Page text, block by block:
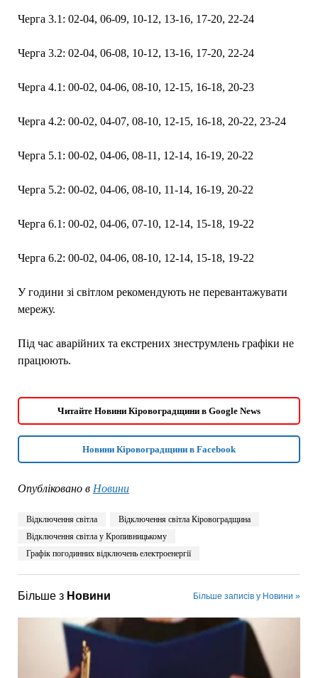
Черга 3.1: 02-04, 06-09, 10-12, 13-16, 17-20, 22-24
Черга 3.2: 02-04, 06-08, 10-12, 13-16, 17-20, 22-24
Черга 4.1: 00-02, 04-06, 08-10, 12-15, 16-18, 20-23
Черга 4.2: 00-02, 04-07, 08-10, 12-15, 16-18, 20-22, 23-24
Черга 5.1: 00-02, 04-06, 08-11, 12-14, 16-19, 20-22
Черга 5.2: 00-02, 04-06, 08-10, 11-14, 16-19, 20-22
Черга 6.1: 00-02, 04-06, 07-10, 12-14, 15-18, 19-22
Черга 6.2: 00-02, 04-06, 08-10, 12-14, 15-18, 19-22
У години зі світлом рекомендують не перевантажувати
мережу.
Під час аварійних та екстрених знеструмлень графіки не
працюють.
Читайте Новини Кіровоградщини в Google News
Новини Кіровоградщини в Facebook
Опубліковано в Новини
Відключення світла
Відключення світла Кіровоградщина
Відключення світла у Кропивницькому
Графік погодинних відключень електроенергії
Більше з Новини Більше записів у Новини »